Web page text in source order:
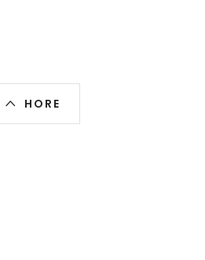
Ovládacie prvky výpisu
HORE